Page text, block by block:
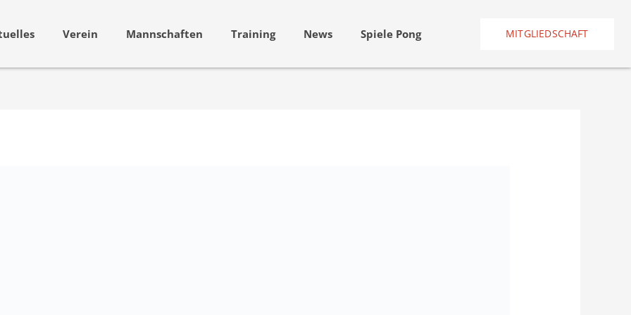
Verein Mannschaften Training News Spiele Pong MITGLIEDSCHAFT